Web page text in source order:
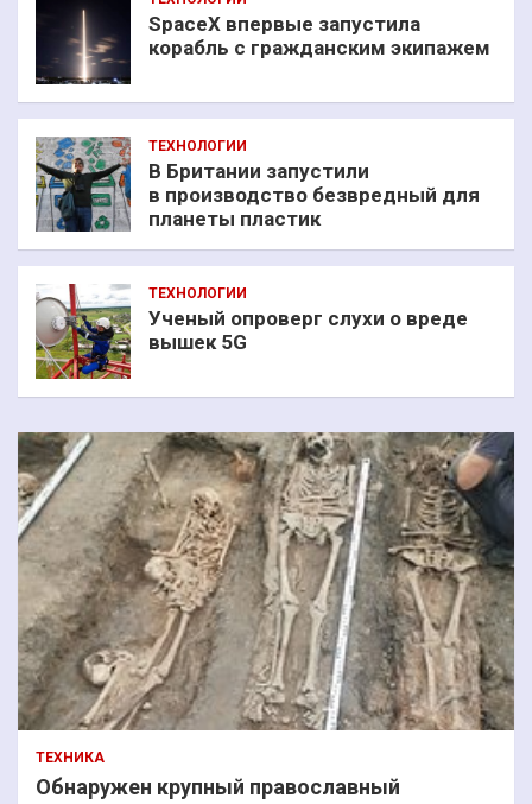
SpaceX впервые запустила
корабль с гражданским экипажем
ТЕХНОЛОГИИ
В Британии запустили
в производство безвредный для
планеты пластик
ТЕХНОЛОГИИ
Ученый опроверг слухи о вреде
вышек 5G
ТЕХНИКА
Обнаружен крупный православный